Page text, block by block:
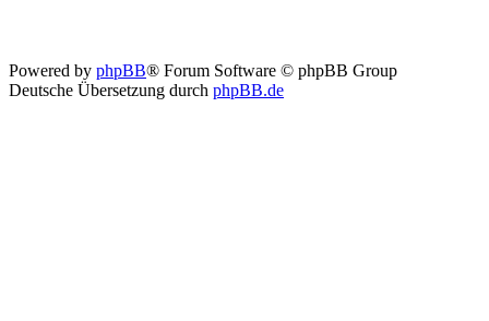
Powered by phpBB® Forum Software © phpBB Group
Deutsche Übersetzung durch phpBB.de